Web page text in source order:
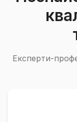
Експерти-